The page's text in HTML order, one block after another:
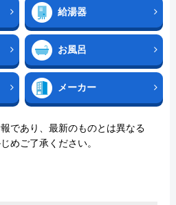
給湯器
お風呂
メーカー
であり、最新のものとは異なる
めご了承ください。